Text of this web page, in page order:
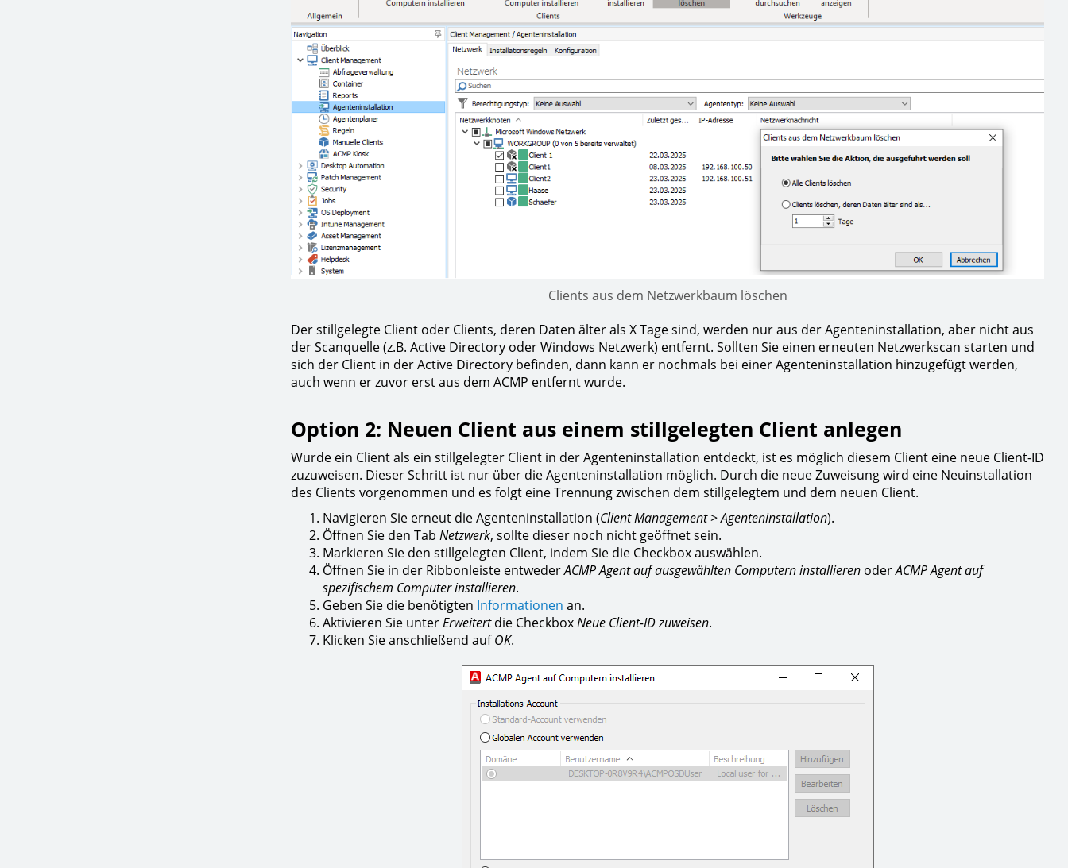
Clients aus dem Netzwerkbaum löschen
Der stillgelegte Client oder Clients, deren Daten älter als X Tage sind, werden nur aus der Agenteninstallation, aber nicht aus
der Scanquelle (z.B. Active Directory oder Windows Netzwerk) entfernt. Sollten Sie einen erneuten Netzwerkscan starten und
sich der Client in der Active Directory befinden, dann kann er nochmals bei einer Agenteninstallation hinzugefügt werden,
auch wenn er zuvor erst aus dem ACMP entfernt wurde.
Option 2: Neuen Client aus einem stillgelegten Client anlegen
Wurde ein Client als ein stillgelegter Client in der Agenteninstallation entdeckt, ist es möglich diesem Client eine neue Client-ID
zuzuweisen. Dieser Schritt ist nur über die Agenteninstallation möglich. Durch die neue Zuweisung wird eine Neuinstallation
des Clients vorgenommen und es folgt eine Trennung zwischen dem stillgelegtem und dem neuen Client.
Navigieren Sie erneut die Agenteninstallation (Client Management>Agenteninstallation).
Öffnen Sie den Tab Netzwerk, sollte dieser noch nicht geöffnet sein.
Markieren Sie den stillgelegten Client, indem Sie die Checkbox auswählen.
Öffnen Sie in der Ribbonleiste entwederACMP Agent auf ausgewählten Computern installieren oderACMP Agent auf
spezifischem Computer installieren.
Geben Sie die benötigten Informationen an.
Aktivieren Sie unterErweitertdie CheckboxNeue Client-ID zuweisen.
Klicken Sie anschließend aufOK.